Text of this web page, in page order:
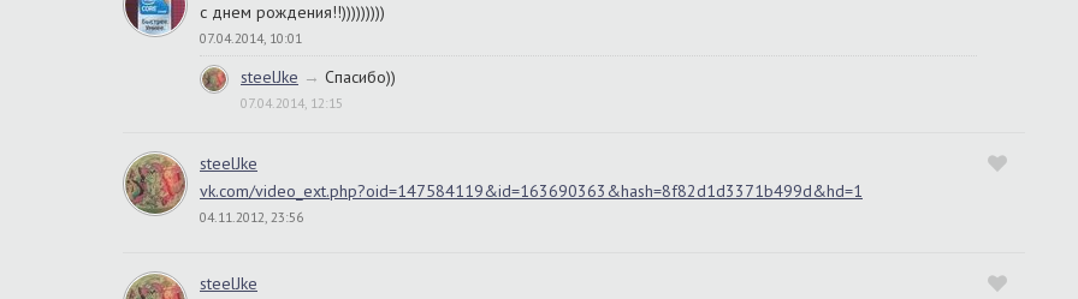
с днем рождения!!)))))))))
07.04.2014, 10:01
steelJke → Спасибо))
07.04.2014, 12:15
steelJke
vk.com/video_ext.php?oid=147584119&id=163690363&hash=8f82d1d3371b499d&hd=1
04.11.2012, 23:56
steelJke